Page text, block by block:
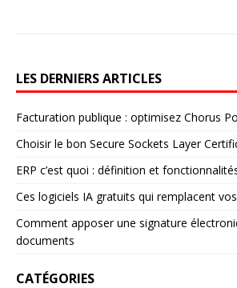
LES DERNIERS ARTICLES
Facturation publique : optimisez Chorus
Choisir le bon Secure Sockets Layer
ERP c’est quoi : définition et
Ces logiciels IA gratuits qui remplacent
Comment apposer une signature
documents
CATÉGORIES